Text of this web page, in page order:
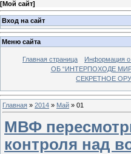
[Мой сайт]
Вход на сайт
Меню сайта
Главная страница Информация о
ОБ “ИНТЕРПОХОДЕ
СЕКРЕТНОЕ
Главная » 2014 » Май » 01
МВФ
контроля над